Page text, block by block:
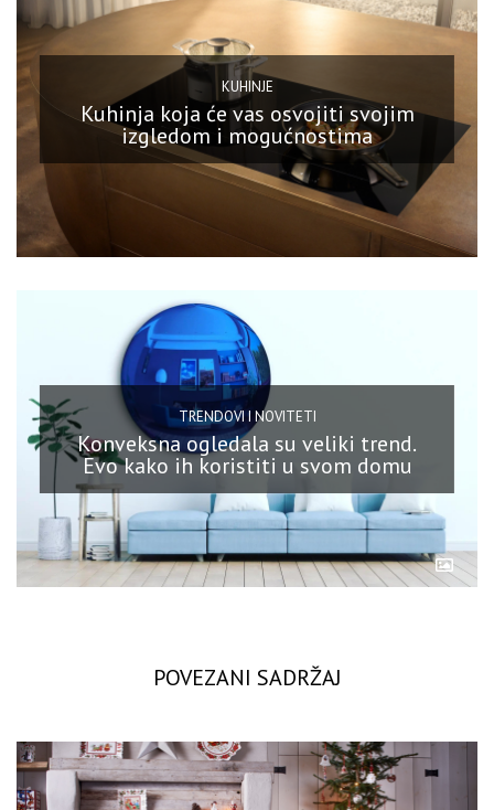
KUHINJE
Kuhinja koja će vas osvojiti svojim
izgledom i mogućnostima
TRENDOVI I NOVITETI
Konveksna ogledala su veliki trend.
Evo kako ih koristiti u svom domu
POVEZANI SADRŽAJ